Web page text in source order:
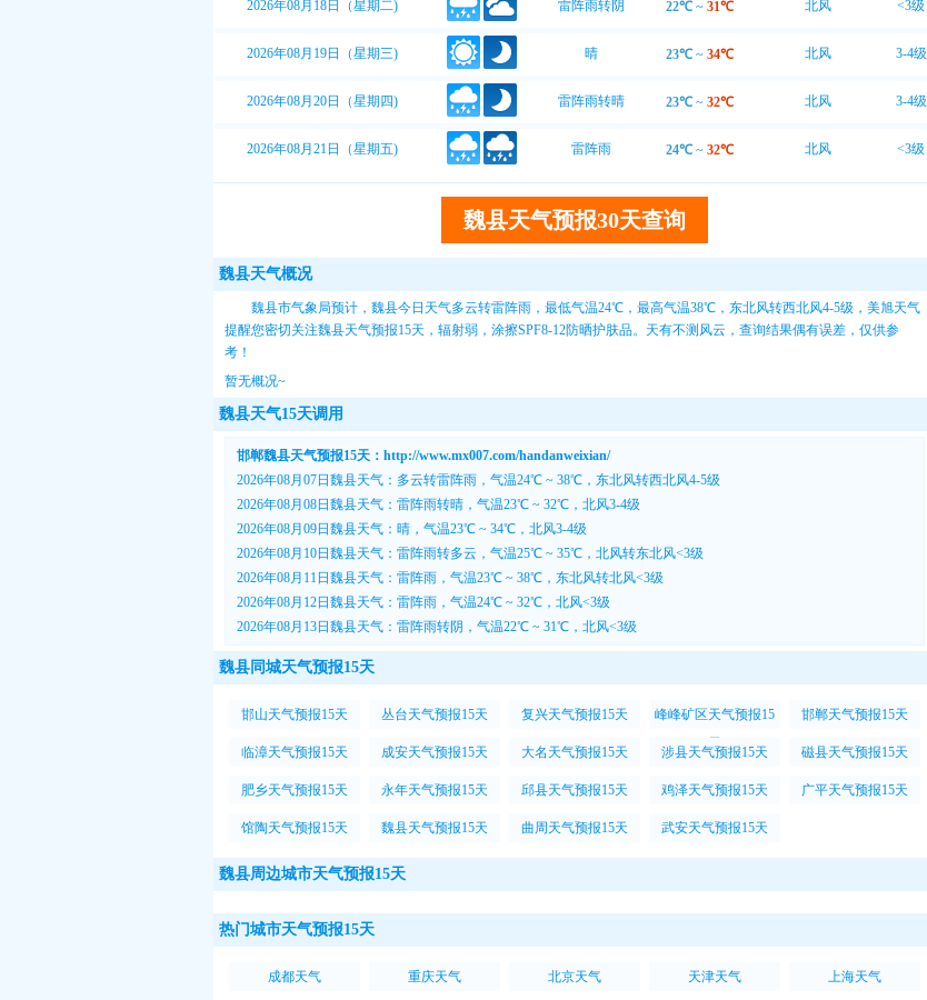
2026年08月18日（星期二) 雷阵雨转阴 22℃ ~ 31℃ 北风 <3级
2026年08月19日（星期三) 晴 23℃ ~ 34℃ 北风 3-4级
2026年08月20日（星期四) 雷阵雨转晴 23℃ ~ 32℃ 北风 3-4级
2026年08月21日（星期五) 雷阵雨 24℃ ~ 32℃ 北风 <3级
魏县天气预报30天查询
魏县天气概况
魏县市气象局预计，魏县今日天气多云转雷阵雨，最低气温24℃，最高气温38℃，东北风转西北风4-5级， 美旭天气
提醒您密切关注魏县天气预报15天 ，辐射弱，涂擦SPF8-12防晒护肤品。天有不测风云，查询结果偶有误差，仅供参
考！
暂无概况~
魏县天气15天调用
邯郸魏县天气预报15天：http://www.mx007.com/handanweixian/
2026年08月07日魏县天气：多云转雷阵雨，气温24℃ ~ 38℃，东北风转西北风4-5级
2026年08月08日魏县天气：雷阵雨转晴，气温23℃ ~ 32℃，北风3-4级
2026年08月09日魏县天气：晴，气温23℃ ~ 34℃，北风3-4级
2026年08月10日魏县天气：雷阵雨转多云，气温25℃ ~ 35℃，北风转东北风<3级
2026年08月11日魏县天气：雷阵雨，气温23℃ ~ 38℃，东北风转北风<3级
2026年08月12日魏县天气：雷阵雨，气温24℃ ~ 32℃，北风<3级
2026年08月13日魏县天气：雷阵雨转阴，气温22℃ ~ 31℃，北风<3级
魏县同城天气预报15天
邯山天气预报15天 丛台天气预报15天 复兴天气预报15天
峰峰矿区天气预报15
天
邯郸天气预报15天
临漳天气预报15天 成安天气预报15天 大名天气预报15天 涉县天气预报15天 磁县天气预报15天
肥乡天气预报15天 永年天气预报15天 邱县天气预报15天 鸡泽天气预报15天 广平天气预报15天
馆陶天气预报15天 魏县天气预报15天 曲周天气预报15天 武安天气预报15天
魏县周边城市天气预报15天
热门城市天气预报15天
成都天气 重庆天气 北京天气 天津天气 上海天气